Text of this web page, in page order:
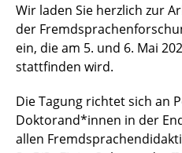
Wir laden Sie herzlich zur
der
ein, die am 5. und 6. Mai
stattfinden wird.
Die Tagung richtet sich an
Doktorand*innen in der
allen